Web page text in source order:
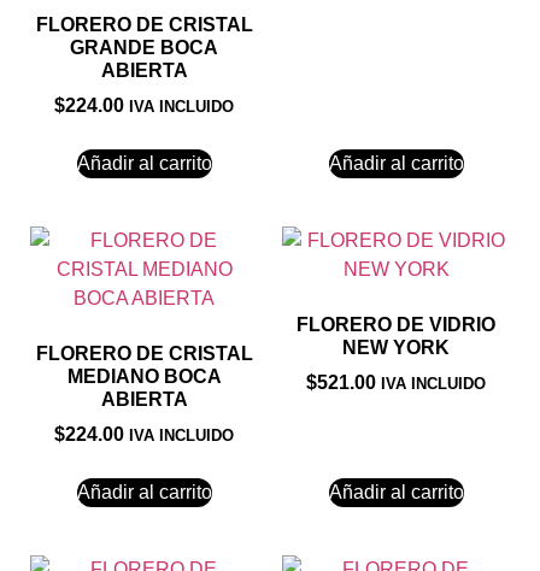
FLORERO DE CRISTAL
GRANDE BOCA
ABIERTA
$224.00 IVA INCLUIDO
Añadir al carrito Añadir al carrito
FLORERO DE CRISTAL
MEDIANO BOCA
ABIERTA
$224.00 IVA INCLUIDO
Añadir al carrito
FLORERO DE VIDRIO
NEW YORK
$521.00 IVA INCLUIDO
Añadir al carrito